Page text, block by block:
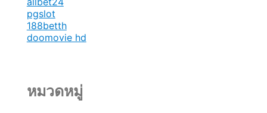
pgslot
188betth
doomovie hd
หมวดหมู่